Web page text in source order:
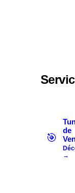
🎯
de
→